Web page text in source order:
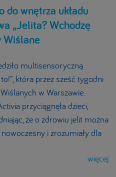
do wnętrza układu
„Jelita? Wchodzę
Wiślane
multisensoryczną
która przez sześć tygodni
w Warszawie.
przyciągnęła dzieci,
że o zdrowiu jelit można
i zrozumiały dla
więcej